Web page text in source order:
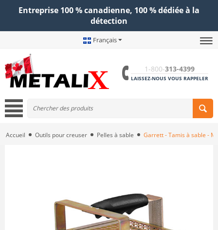
Entreprise 100 % canadienne, 100 % dédiée à la
détection
Français
1-800-313-4399
LAISSEZ-NOUS VOUS RAPPELER
Accueil Outils pour creuser Pelles à sable Garrett - Tamis à sable -